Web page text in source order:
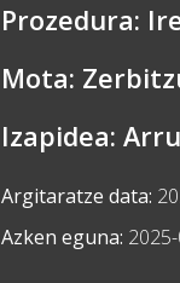
Prozedura:
Mota:
Izapidea:
Argitaratze data:
Azken eguna: